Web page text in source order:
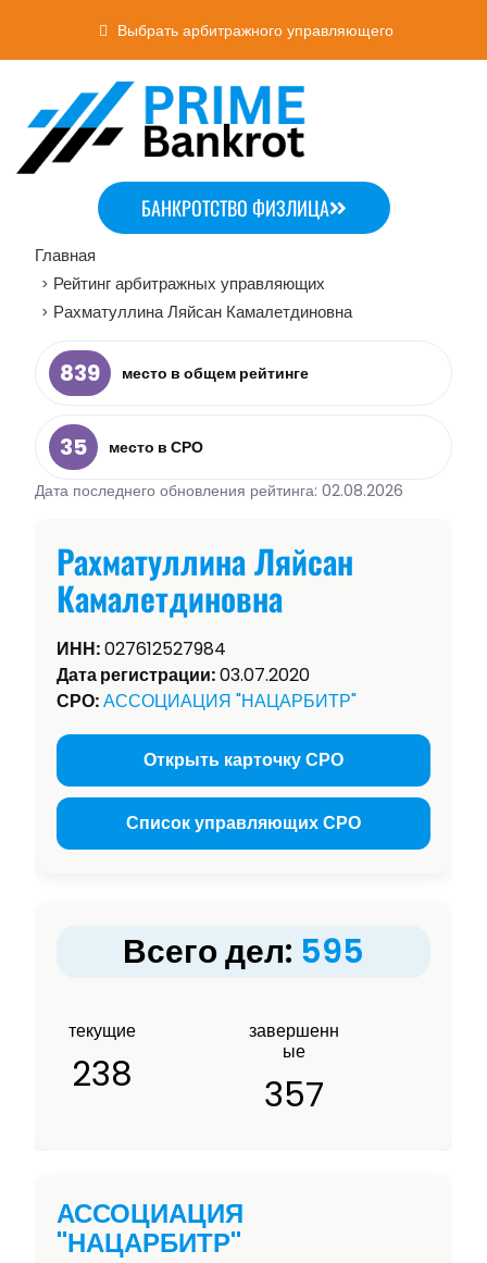
Выбрать арбитражного управляющего
БАНКРОТСТВО ФИЗЛИЦА
Главная
> Рейтинг арбитражных управляющих
> Рахматуллина Ляйсан Камалетдиновна
839 место в общем рейтинге
35
место в СРО
Дата последнего обновления рейтинга: 02.08.2026
Рахматуллина Ляйсан
Камалетдиновна
ИНН:027612527984
Дата регистрации:03.07.2020
СРО:АССОЦИАЦИЯ "НАЦАРБИТР"
Открыть карточку СРО
Список управляющих СРО
Всего дел: 595
текущие
238
завершенн
ые
357
АССОЦИАЦИЯ
"НАЦАРБИТР"